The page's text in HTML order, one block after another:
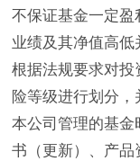
不保证基金一定
业绩及其净值高
根据法规要求对
险等级进行划分
本公司管理的基金
书（更新）、产品